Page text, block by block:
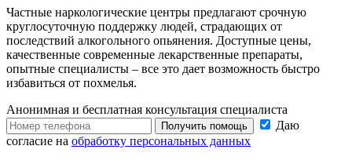
Частные наркологические центры предлагают срочную
круглосуточную поддержку людей, страдающих от
последствий алкогольного опьянения. Доступные цены,
качественные современные лекарственные препараты,
опытные специалисты – все это дает возможность быстро
избавиться от похмелья.
Анонимная и бесплатная консультация специалиста
Получить помощь
Даю
согласие на обработку персональных данных